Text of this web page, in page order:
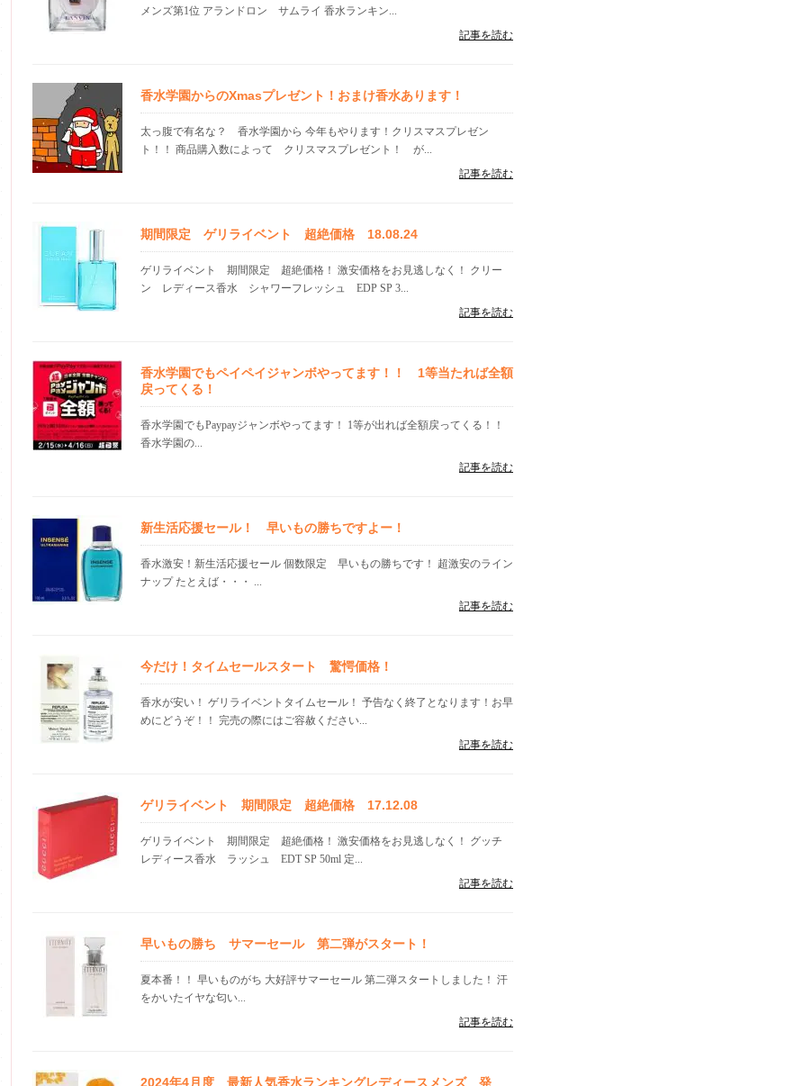
メンズ第1位 アランドロン サムライ 香水ランキン...
記事を読む
香水学園からのXmasプレゼント！おまけ香水あります！
太っ腹で有名な？ 香水学園から 今年もやります！クリスマスプレゼン
ト！！ 商品購入数によって クリスマスプレゼント！ が...
記事を読む
期間限定 ゲリライベント 超絶価格 18.08.24
ゲリライベント 期間限定 超絶価格！ 激安価格をお見逃しなく！ クリー
ン レディース香水 シャワーフレッシュ EDP SP 3...
記事を読む
香水学園でもペイペイジャンボやってます！！ 1等当たれば全額
戻ってくる！
香水学園でもPaypayジャンボやってます！ 1等が出れば全額戻ってくる！！
香水学園の...
記事を読む
新生活応援セール！ 早いもの勝ちですよー！
香水激安！新生活応援セール 個数限定 早いもの勝ちです！ 超激安のライン
ナップ たとえば・・・ ...
記事を読む
今だけ！タイムセールスタート 驚愕価格！
香水が安い！ ゲリライベントタイムセール！ 予告なく終了となります！お早
めにどうぞ！！ 完売の際にはご容赦ください...
記事を読む
ゲリライベント 期間限定 超絶価格 17.12.08
ゲリライベント 期間限定 超絶価格！ 激安価格をお見逃しなく！ グッチ
レディース香水 ラッシュ EDT SP 50ml 定...
記事を読む
早いもの勝ち サマーセール 第二弾がスタート！
夏本番！！ 早いものがち 大好評サマーセール 第二弾スタートしました！ 汗
をかいたイヤな匂い...
記事を読む
2024年4月度 最新人気香水ランキングレディースメンズ 発